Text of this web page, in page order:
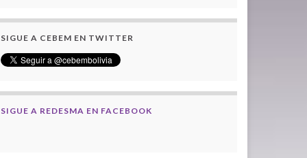
SIGUE A CEBEM EN TWITTER
SIGUE A REDESMA EN FACEBOOK